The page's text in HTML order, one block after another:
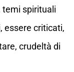
temi spirituali
essere criticati,
crudeltà di